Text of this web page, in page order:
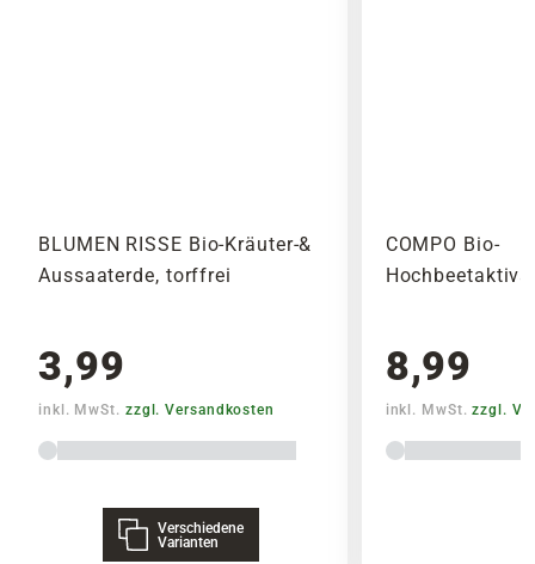
BLUMEN RISSE Bio-Kräuter-&
Aussaaterde, torffrei
3,99
inkl. MwSt. zzgl. Versandkosten
Verschiedene
Varianten
COMPO Bio-
8,99
inkl. MwSt.zzgl.